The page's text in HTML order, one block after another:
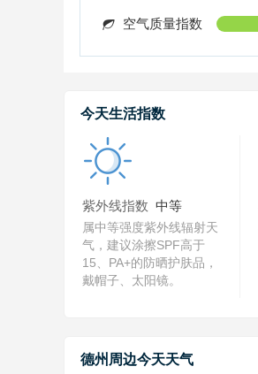
空气质量指数
今天生活指数
紫外线指数 中等
属中等强度紫外线辐射天
气，建议涂擦SPF高于
15、PA+的防晒护肤品，
戴帽子、太阳镜。
德州周边今天天气